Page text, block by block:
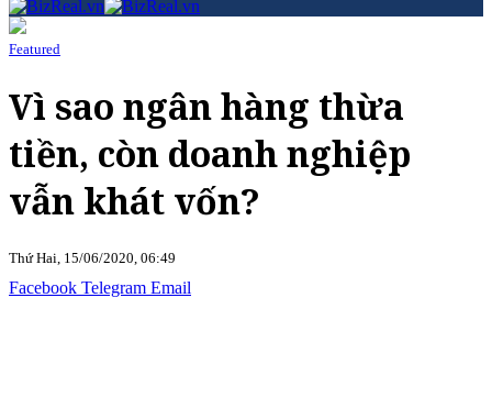
Featured
Vì sao ngân hàng thừa
tiền, còn doanh nghiệp
vẫn khát vốn?
Thứ Hai, 15/06/2020, 06:49
Facebook Telegram Email